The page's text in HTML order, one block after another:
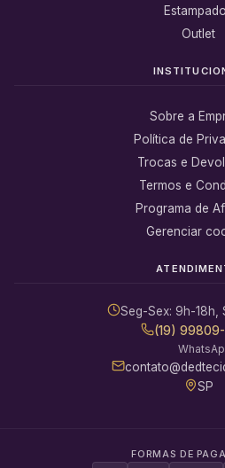
Outlet
Sobre a
Política de
Trocas e
Termos e
Programa de
Gerenciar
Seg-Sex: 9h-18h,
(19)
SP
FORMAS DE